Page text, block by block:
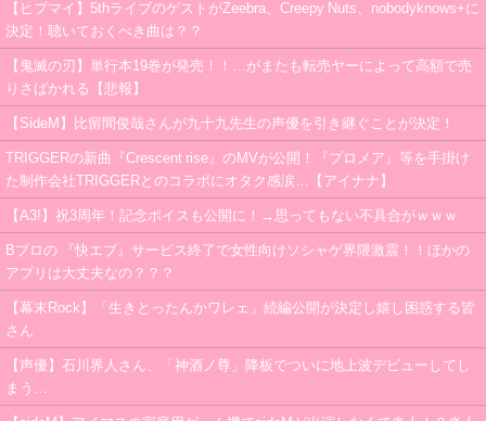
【ヒプマイ】5thライブのゲストがZeebra、Creepy Nuts、nobodyknows+に
決定！聴いておくべき曲は？？
【鬼滅の刃】単行本19巻が発売！！…がまたも転売ヤーによって高額で売
りさばかれる【悲報】
【SideM】比留間俊哉さんが九十九先生の声優を引き継ぐことが決定！
TRIGGERの新曲『Crescent rise』のMVが公開！『プロメア』等を手掛け
た制作会社TRIGGERとのコラボにオタク感涙…【アイナナ】
【A3!】祝3周年！記念ボイスも公開に！→思ってもない不具合がｗｗｗ
Bプロの 『快エブ』サービス終了で女性向けソシャゲ界隈激震！！ほかの
アプリは大丈夫なの？？？
【幕末Rock】「生きとったんかワレェ」続編公開が決定し嬉し困惑する皆
さん
【声優】石川界人さん、「神酒ノ尊」降板でついに地上波デビューしてし
まう…